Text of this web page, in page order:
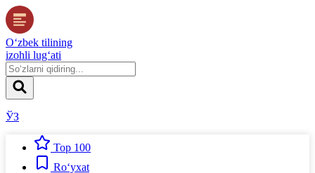
O‘zbek tilining
izohli lug‘ati
ЎЗ
Top 100
Ro‘yxat